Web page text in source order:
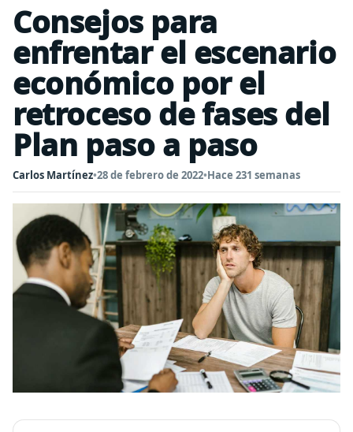
Consejos para
enfrentar el escenario
económico por el
retroceso de fases del
Plan paso a paso
Carlos Martínez•28 de febrero de 2022•Hace 231 semanas